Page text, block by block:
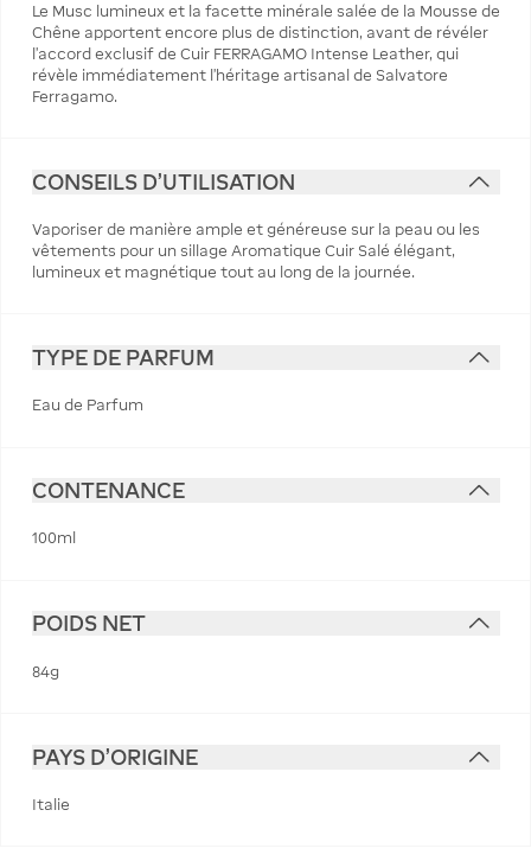
Le Musc lumineux et la facette minérale salée de la Mousse de
Chêne apportent encore plus de distinction, avant de révéler
l’accord exclusif de Cuir FERRAGAMO Intense Leather, qui
révèle immédiatement l'héritage artisanal de Salvatore
Ferragamo.
CONSEILS D'UTILISATION
Vaporiser de manière ample et généreuse sur la peau ou les
vêtements pour un sillage Aromatique Cuir Salé élégant,
lumineux et magnétique tout au long de la journée.
TYPE DE PARFUM
Eau de Parfum
CONTENANCE
100ml
POIDS NET
84g
PAYS D'ORIGINE
Italie